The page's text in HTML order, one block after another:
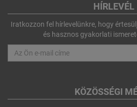
HÍRLEVÉL
Iratkozzon fel hírlevelünkre, hogy
és hasznos gyakorlati
KÖZÖSSÉGI